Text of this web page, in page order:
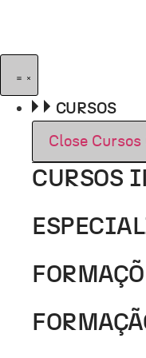
o
conteúdo
CURSOS
Close Cursos
CURSOS